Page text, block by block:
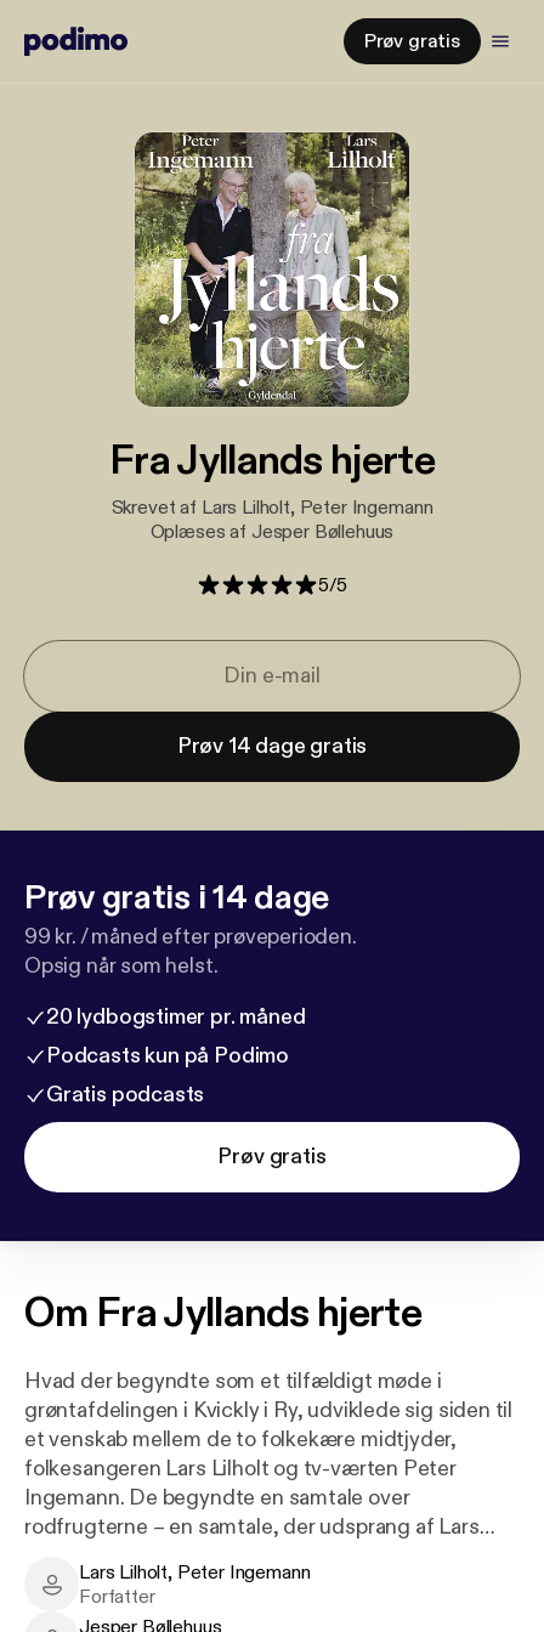
Prøv gratis
Fra Jyllands hjerte
Skrevet af Lars Lilholt, Peter Ingemann
Oplæses af Jesper Bøllehuus
5/5
Prøv 14 dage gratis
Prøv gratis i 14 dage
99 kr. / måned efter prøveperioden.
Opsig når som helst.
20 lydbogstimer pr. måned
Podcasts kun på Podimo
Gratis podcasts
Prøv gratis
Om Fra Jyllands hjerte
Hvad der begyndte som et tilfældigt møde i
grøntafdelingen i Kvickly i Ry, udviklede sig siden til
et venskab mellem de to folkekære midtjyder,
folkesangeren Lars Lilholt og tv-værten Peter
Ingemann. De begyndte en samtale over
rodfrugterne – en samtale, der udsprang af Lars
gode snakke om det nære og det almene, om den
danske folkesjæl og historiens vingesus.
Lars Lilholt, Peter Ingemann - Author
Lars Lilholt, Peter Ingemann
Forfatter
Jesper Bøllehuus